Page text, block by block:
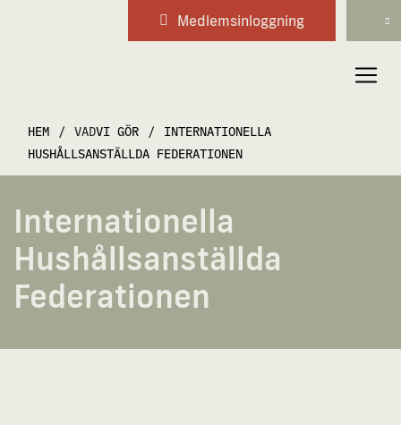
Medlems­inloggning
HEM / VADVI GÖR / INTERNATIONELLA
HUSHÅLLSANSTÄLLDA FEDERATIONEN
Internationella
Hushållsanställda
Federationen